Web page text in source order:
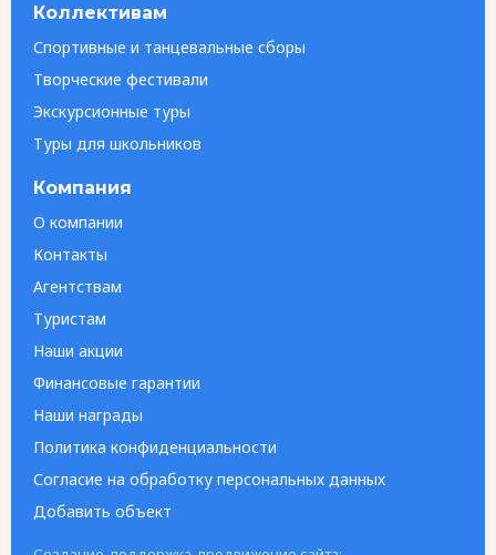
Коллективам
Спортивные и танцевальные сборы
Творческие фестивали
Экскурсионные туры
Туры для школьников
Компания
О компании
Контакты
Агентствам
Туристам
Наши акции
Финансовые гарантии
Наши награды
Политика конфиденциальности
Согласие на обработку персональных данных
Добавить объект